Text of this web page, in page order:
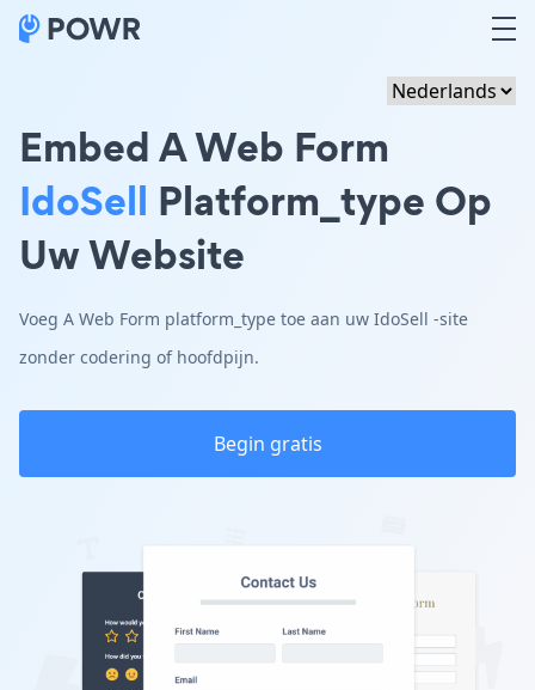
Embed A Web Form
IdoSell Platform_type Op
Uw Website
Voeg A Web Form platform_type toe aan uw IdoSell -site
zonder codering of hoofdpijn.
Begin gratis